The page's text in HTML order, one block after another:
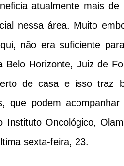
atualmente mais
nessa área. Muito
não era suficiente
Belo Horizonte, Juiz de
de casa e isso traz
que podem
Instituto Oncológico,
sexta-feira, 23.